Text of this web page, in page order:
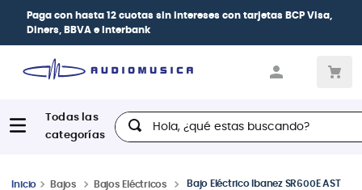
| Paga en cuotasdesde 0% de interéscon todas
las tarjetas de crédito
Hola, ¿qué estas buscando?
Bajos Bajos Eléctricos Bajo Eléctrico Ibanez SR600E AST